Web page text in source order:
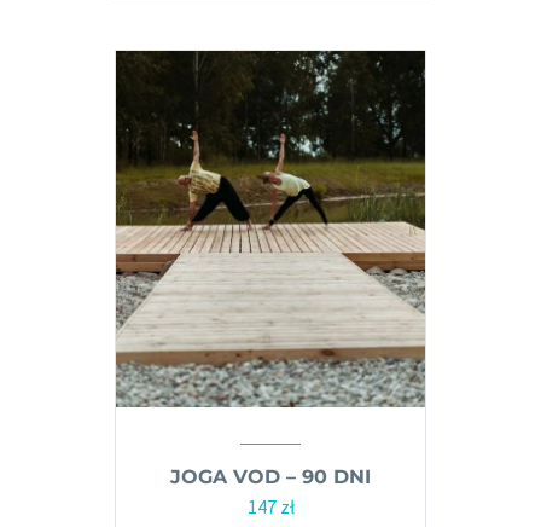
JOGA VOD – 90 DNI
147 zł